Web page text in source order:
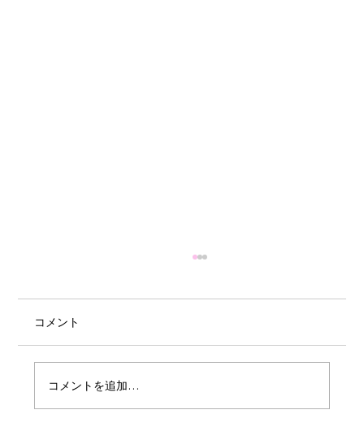
コメント
コメントを追加…